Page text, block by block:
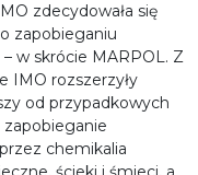
zdecydowała się
zapobieganiu
w skrócie MARPOL. Z
IMO rozszerzyły
od przypadkowych
chemikalia